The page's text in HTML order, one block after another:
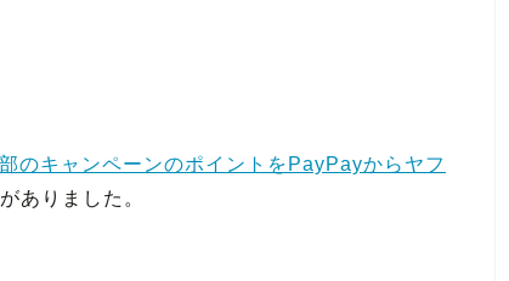
のキャンペーンのポイントをPayPayからヤフ
ありました。